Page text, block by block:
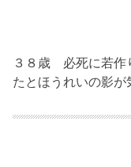
３８歳 必死に若作
たとほうれいの影が